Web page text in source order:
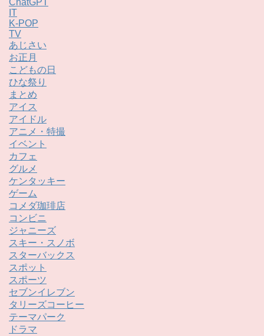
ChatGPT
IT
K-POP
TV
あじさい
お正月
こどもの日
ひな祭り
まとめ
アイス
アイドル
アニメ・特撮
イベント
カフェ
グルメ
ケンタッキー
ゲーム
コメダ珈琲店
コンビニ
ジャニーズ
スキー・スノボ
スターバックス
スポット
スポーツ
セブンイレブン
タリーズコーヒー
テーマパーク
ドラマ